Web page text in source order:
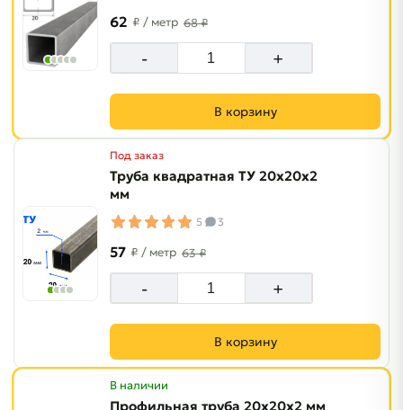
62 ₽ / метр 68 ₽
- +
В корзину
Под заказ
Труба квадратная ТУ 20х20х2
мм
5 3
57 ₽ / метр 63 ₽
- +
В корзину
В наличии
Профильная труба 20х20х2 мм